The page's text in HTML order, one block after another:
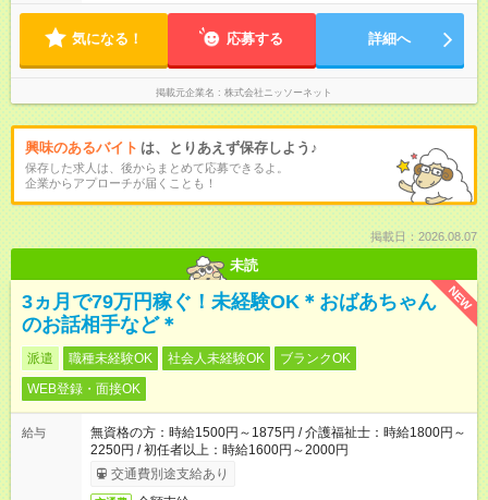
気になる！ 応募する 詳細へ
掲載元企業名 株式会社ニッソーネット
興味のあるバイト は、とりあえず保存しよう♪
保存した求人は、後からまとめて応募できるよ。
企業からアプローチが届くことも！
掲載日：2026.08.07
未読
NEW
3ヵ月で79万円稼ぐ！未経験OK＊おばあちゃん
のお話相手など＊
派遣 職種未経験OK 社会人未経験OK
ブランクOK
WEB登録・面接OK
給与
無資格の方：時給1500円～1875円 / 介護福祉士：時給1800円～
2250円 / 初任者以上：時給1600円～2000円
交通費別途支給あり